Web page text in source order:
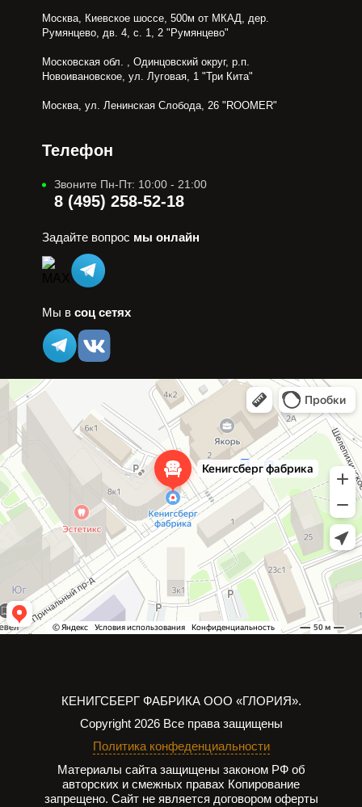
Москва, Киевское шоссе, 500м от МКАД, дер.
Румянцево, дв. 4, с. 1, 2 "Румянцево"
Московская обл. , Одинцовский округ, р.п.
Новоивановское, ул. Луговая, 1 "Три Кита"
Москва, ул. Ленинская Слобода, 26 "ROOMER"
Телефон
Звоните Пн-Пт: 10:00 - 21:00
8 (495) 258-52-18
Задайте вопрос мы онлайн
Мы в соц сетях
КЕНИГСБЕРГ ФАБРИКА ООО «ГЛОРИЯ».
Copyright 2026 Все права защищены
Политика конфеденциальности
Материалы сайта защищены законом РФ об
авторских и смежных правах Копирование
запрещено. Сайт не является договором оферты